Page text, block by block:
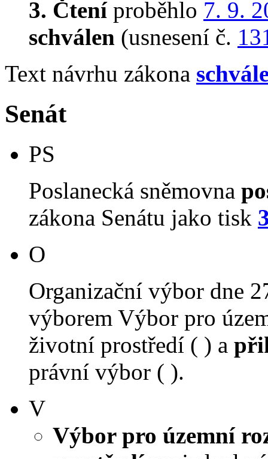
3. Čteníproběhlo 7. 9.
schválen (usnesení č.
Text návrhu zákona
Senát
PS
Poslanecká sněmovna
zákona Senátu jako tisk
O
Organizační výbor dne
výborem Výbor pro
životní prostředí ( ) a
právní výbor ( ).
V
Výbor pro územní